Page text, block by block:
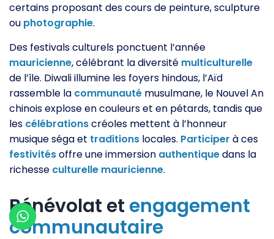
certains proposant des cours de peinture, sculpture
ou photographie.
Des festivals culturels ponctuent l’année
mauricienne, célébrant la diversité multiculturelle
de l’île. Diwali illumine les foyers hindous, l’Aïd
rassemble la communauté musulmane, le Nouvel An
chinois explose en couleurs et en pétards, tandis que
les célébrationscréoles mettent à l’honneur
musique séga et traditions locales. Participer à ces
festivitésoffre une immersion authentiquedans la
richesse culturelle mauricienne.
Bénévolat et engagement
communautaire